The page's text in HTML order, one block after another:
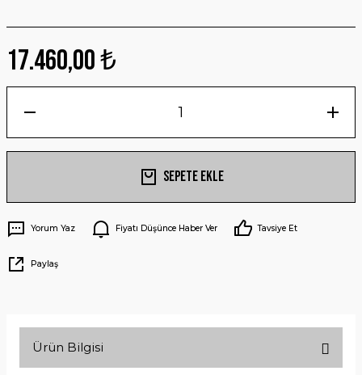
17.460,00 ₺
Sepete Ekle
Yorum Yaz Fiyatı Düşünce Haber Ver Tavsiye Et
Paylaş
Ürün Bilgisi